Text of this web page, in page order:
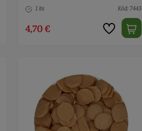
1 ks Kód: 7443
4,70 €